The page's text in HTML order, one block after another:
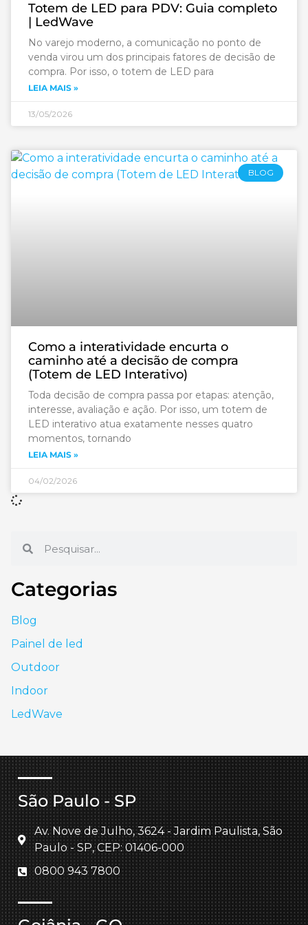
Totem de LED para PDV: Guia completo
| LedWave
No varejo moderno, a comunicação no ponto de
venda virou um dos principais fatores de decisão de
compra. Por isso, o totem de LED para
LEIA MAIS »
13/05/2026
BLOG
Como a interatividade encurta o
caminho até a decisão de compra
(Totem de LED Interativo)
Toda decisão de compra passa por etapas: atenção,
interesse, avaliação e ação. Por isso, um totem de
LED interativo atua exatamente nesses quatro
momentos, tornando
LEIA MAIS »
04/02/2026
Categorias
Blog
Painel de led
Outdoor
Indoor
LedWave
São Paulo - SP
Av. Nove de Julho, 3624 - Jardim Paulista, São
Paulo - SP, CEP: 01406-000
0800 943 7800